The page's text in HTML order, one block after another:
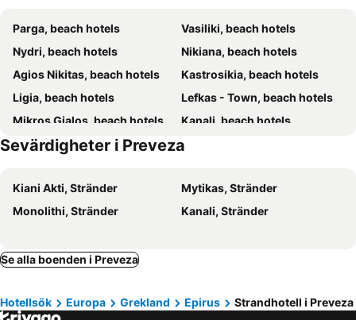
ALS COMFORT SUITES
Ionian White Villas Lefkada
Golden Beach Preveza
Parga, beach hotels
Vasiliki, beach hotels
Nydri, beach hotels
Nikiana, beach hotels
Agios Nikitas, beach hotels
Kastrosikia, beach hotels
Ligia, beach hotels
Lefkas - Town, beach hotels
Mikros Gialos, beach hotels
Kanali, beach hotels
Geni, beach hotels
Vrachos, beach hotels
Perigiali, beach hotels
Mytikas, beach hotels
Ligia, beach hotels
Lichnos, beach hotels
Lefkas, beach hotels
Riza, beach hotels
Kastos, beach hotels
Sevärdigheter i Preveza
Kiani Akti, Stränder
Mytikas, Stränder
Monolithi, Stränder
Kanali, Stränder
Se alla boenden i Preveza
Hotellsök Europa Grekland Epirus Strandhotell i Preveza